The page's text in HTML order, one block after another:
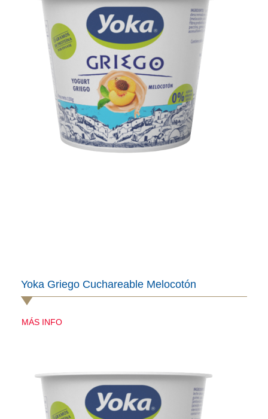
Yoka Griego Cuchareable Melocotón
MÁS INFO